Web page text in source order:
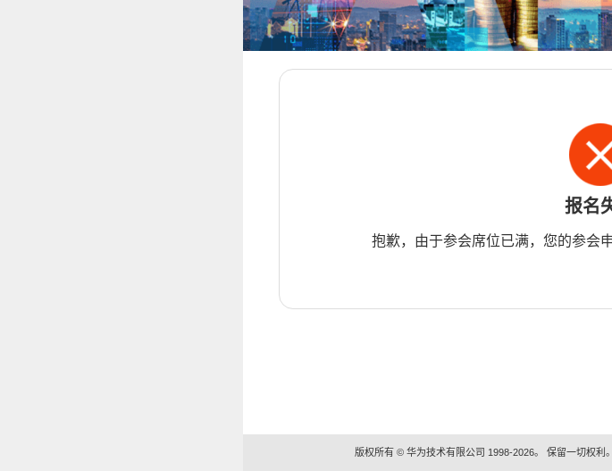
报名
抱歉，由于参会席位已满，您的参会
版权所有 © 华为技术有限公司 1998-2026。 保留一切权利